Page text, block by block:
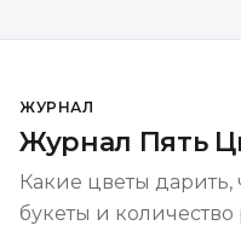
ЖУРНАЛ
Журнал Пять
Какие цветы дарить,
букеты и